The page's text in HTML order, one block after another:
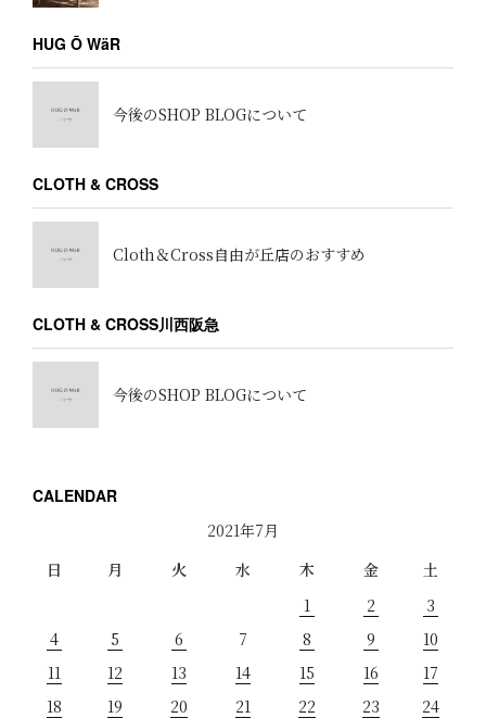
HUG Ō WäR
今後のSHOP BLOGについて
CLOTH & CROSS
Cloth＆Cross自由が丘店のおすすめ
CLOTH & CROSS川西阪急
今後のSHOP BLOGについて
CALENDAR
2021年7月
日
月 火 水 木 金
土
1
2
3
4
5 6 7 8 9
10
11
12 13 14 15 16
17
18
19 20 21 22 23
24